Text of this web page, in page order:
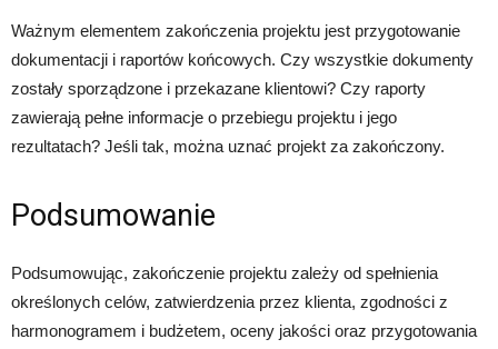
Ważnym elementem zakończenia projektu jest przygotowanie
dokumentacji i raportów końcowych. Czy wszystkie dokumenty
zostały sporządzone i przekazane klientowi? Czy raporty
zawierają pełne informacje o przebiegu projektu i jego
rezultatach? Jeśli tak, można uznać projekt za zakończony.
Podsumowanie
Podsumowując, zakończenie projektu zależy od spełnienia
określonych celów, zatwierdzenia przez klienta, zgodności z
harmonogramem i budżetem, oceny jakości oraz przygotowania